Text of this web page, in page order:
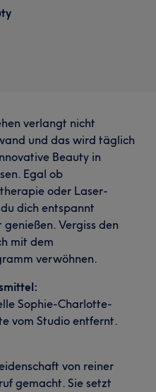
verlangt nicht
und das wird täglich
Beauty in
Egal ob
oder Laser-
dich entspannt
Vergiss den
mit dem
verwöhnen.
Sophie-Charlotte-
vom Studio entfernt.
von reiner
gemacht. Sie setzt